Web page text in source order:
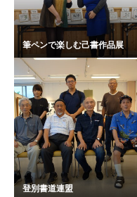
筆ペンで楽しむ己書作品展
登別書道連盟